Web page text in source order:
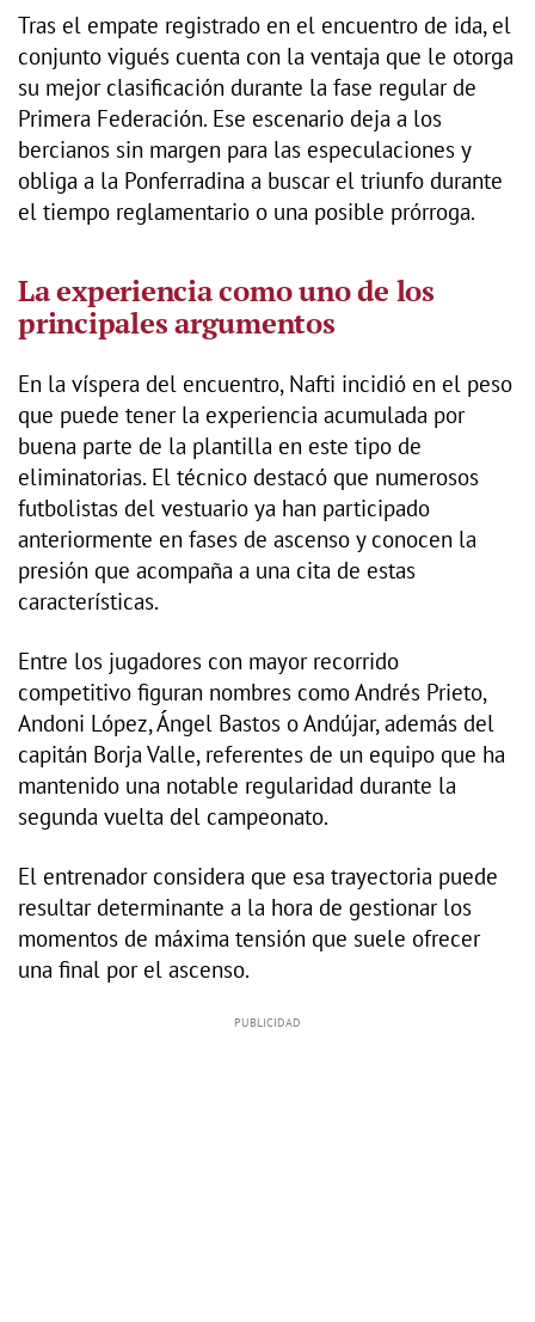
Tras el empate registrado en el encuentro de ida, el
conjunto vigués cuenta con la ventaja que le otorga
su mejor clasificación durante la fase regular de
Primera Federación. Ese escenario deja a los
bercianos sin margen para las especulaciones y
obliga a la Ponferradina a buscar el triunfo durante
el tiempo reglamentario o una posible prórroga.
La experiencia como uno de los
principales argumentos
En la víspera del encuentro, Nafti incidió en el peso
que puede tener la experiencia acumulada por
buena parte de la plantilla en este tipo de
eliminatorias. El técnico destacó que numerosos
futbolistas del vestuario ya han participado
anteriormente en fases de ascenso y conocen la
presión que acompaña a una cita de estas
características.
Entre los jugadores con mayor recorrido
competitivo figuran nombres como Andrés Prieto,
Andoni López, Ángel Bastos o Andújar, además del
capitán Borja Valle, referentes de un equipo que ha
mantenido una notable regularidad durante la
segunda vuelta del campeonato.
El entrenador considera que esa trayectoria puede
resultar determinante a la hora de gestionar los
momentos de máxima tensión que suele ofrecer
una final por el ascenso.